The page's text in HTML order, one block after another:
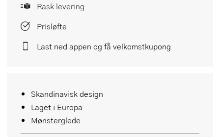
Skandinavisk design
Laget i Europa
Mønsterglede
Rask levering
Prisløfte
Last ned appen og få velkomstkupong